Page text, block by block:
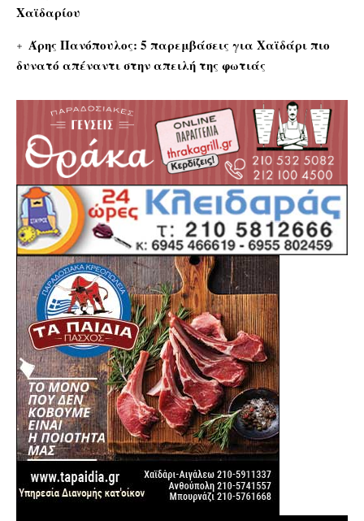
Χαϊδαρίου
Άρης Πανόπουλος: 5 παρεμβάσεις για Χαϊδάρι πιο
δυνατό απέναντι στην απειλή της φωτιάς